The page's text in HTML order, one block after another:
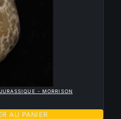
- MORRISON
AU PANIER